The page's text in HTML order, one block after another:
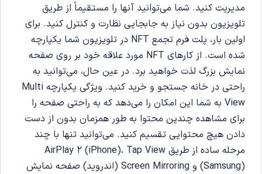
مدیریت کنید. شما می‌توانید آنها را مستقیماً از طریق
تلویزیون بدون نیاز به جابجایی نظارت و کنترل کنید. برای
اولین بار، پلت فرم تجمع NFT در تلویزیون شما یکپارچه
شده است. از کارهای NFT مورد علاقه خود بر روی صفحه
نمایش بزرگ لذت خواهید برد. در عین حال، می‌توانید به
راحتی در خانه جستجو و خرید کنید. ویژگی یکپارچه Multi
View به شما این امکان را می‌دهد که به راحتی صفحه را
برای مشاهده چندین محتوا به طور همزمان بدون از دست
دادن هیچ محتوایی تقسیم کنید. می‌توانید تنها با چند
مرحله ساده از طریق AirPlay 2 (iPhone)، Tap View
(Samsung) و Screen Mirroring (اندروید) صفحه نمایش